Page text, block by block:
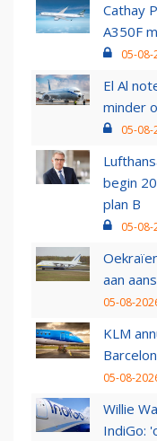
Cathay
A350F
05-08-
El Al
minder
05-08-
begin
plan B
05-08-
aan
05-08-
KLM
05-08-
Willie
IndiGo: